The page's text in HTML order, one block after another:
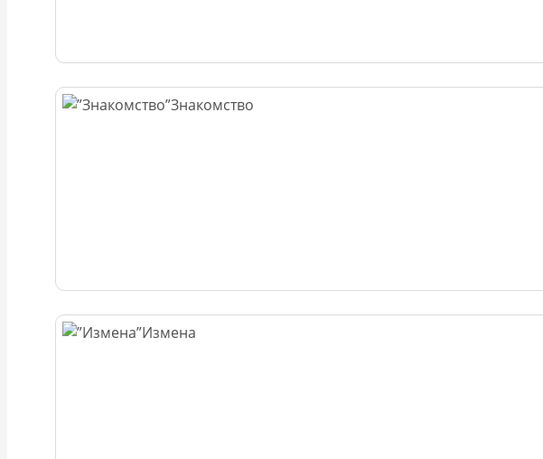
Знакомство
Измена